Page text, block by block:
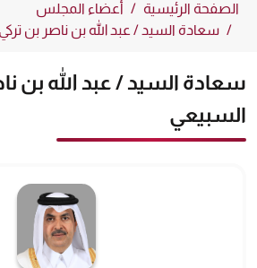
الصفحة الرئيسية
أعضاء المجلس
سعادة السيد / عبد الله بن ناصر بن
سعادة السيد / عبد الله بن
السبيعي